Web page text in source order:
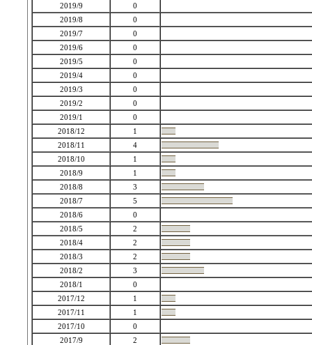
2019/9
0
2019/8
0
2019/7
0
2019/6
0
2019/5
0
2019/4
0
2019/3
0
2019/2
0
2019/1
0
2018/12
1
2018/11
4
2018/10
1
2018/9
1
2018/8
3
2018/7
5
2018/6
0
2018/5
2
2018/4
2
2018/3
2
2018/2
3
2018/1
0
2017/12
1
2017/11
1
2017/10
0
2017/9
2